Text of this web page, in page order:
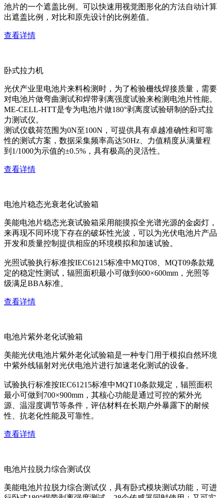
池片的一个遮盖比例。可以快速用视觉图形化的方法自动计算
出遮盖比例，对比和原先设计的比例差值。
查看详情
卧式拉力机
光伏产业里电池片来料检测时，为了检验栅线焊接质量，需要
对电池片做弯曲测试和焊带剥离强度试验来检测电池片性能。
ME-CELL-HTT是专为电池片做180°剥离度试验研制的卧式拉
力测试仪。
测试仪载荷范围为0N至100N，可提供具有卓越准确性和可靠
性的测试方案，数据采集频率高达50Hz、力值精度从满量程
到1/1000为示值的±0.5%，具有极高的灵活性。
查看详情
电池片稳态光衰老化试验箱
美能电池片稳态光衰试验箱采用能摸拟全光谱光源的金卤灯，
来再现不同环境下存在的破坏性光波，可以为光伏电池片产品
开发和质量控制提供相应的环境模拟和加速试验。
光照试验执行标准按IEC61215标准中MQT08、MQT09条款规
定的稳定性测试，辐照面积最小可做到600×600mm，光照等
级满足BBA标准。
查看详情
电池片紫外老化试验箱
美能光伏电池片紫外老化试验箱是一种专门用于模拟自然环境
中紫外线辐射对光伏电池片进行加速老化测试的设备。
试验执行标准按IEC61215标准中MQT10条款规定，辐照面积
最小可做到700×900mm，其核心功能是通过可控的紫外光
源、温湿度调节等条件，评估材料在长期户外暴露下的耐候
性、抗老化性能及可靠性。
查看详情
电池片拉脱力综合测试仪
美能电池片拉脱力综合测试仪，具有卧式模块测试功能，可进